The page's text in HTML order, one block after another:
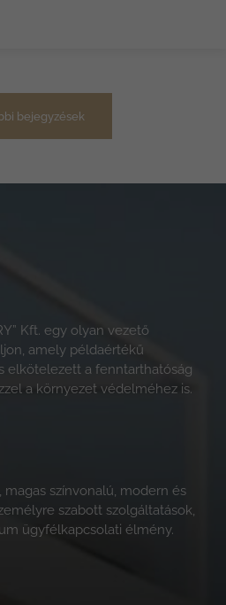
bejegyzések
Kft. egy olyan vezető
amely példaértékű
elkötelezett a fenntarthatóság
a környezet védelméhez is.
magas színvonalú, modern és
szabott szolgáltatások,
ügyfélkapcsolati élmény.